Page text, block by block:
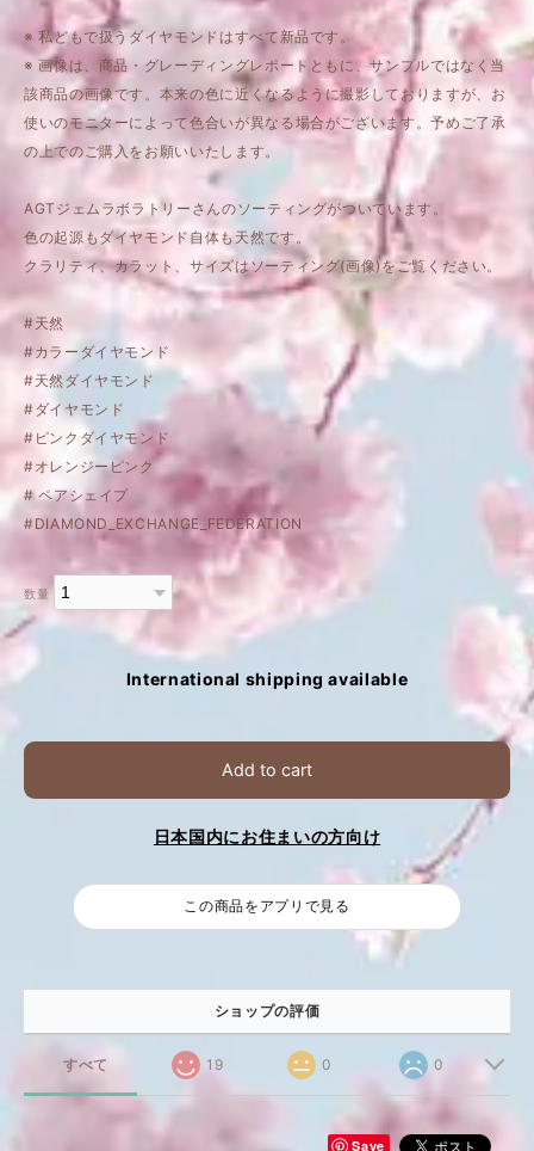
※ 私どもで扱うダイヤモンドはすべて新品です。
※ 画像は、商品・グレーディングレポートともに、サンプルではなく当
該商品の画像です。本来の色に近くなるように撮影しておりますが、お
使いのモニターによって色合いが異なる場合がございます。予めご了承
の上でのご購入をお願いいたします。
AGTジェムラボラトリーさんのソーティングがついています。
色の起源もダイヤモンド自体も天然です。
クラリティ、カラット、サイズはソーティング(画像)をご覧ください。
#天然
#カラーダイヤモンド
#天然ダイヤモンド
#ダイヤモンド
#ピンクダイヤモンド
#オレンジーピンク
# ペアシェイプ
#DIAMOND_EXCHANGE_FEDERATION
数量
International shipping available
Add to cart
日本国内にお住まいの方向け
この商品をアプリで見る
ショップの評価
すべて 19 0 0
Save